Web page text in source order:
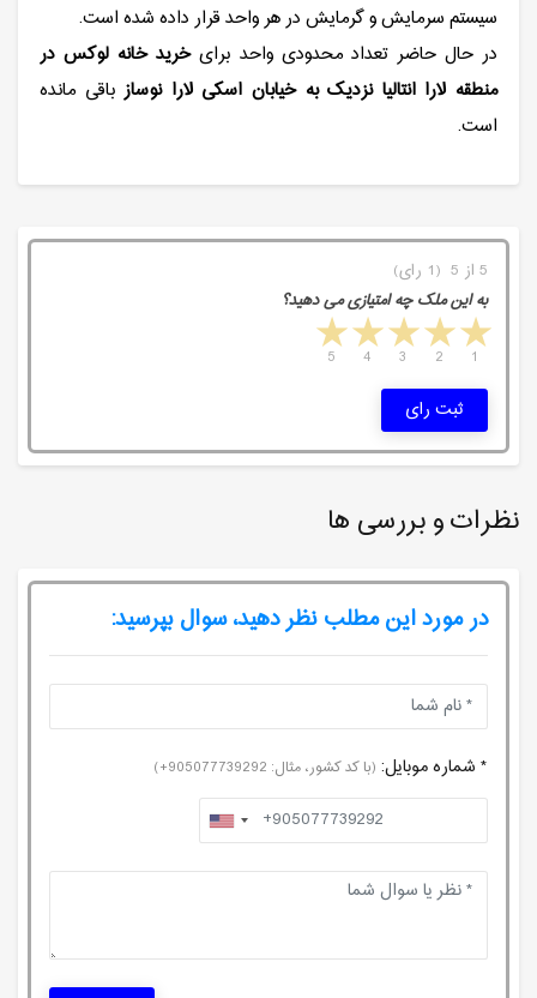
سیستم سرمایش و گرمایش در هر واحد قرار داده شده است.
در حال حاضر تعداد محدودی واحد برایخرید خانه لوکس در
منطقه لارا انتالیا نزدیک به خیابان اسکی لارا نوسازباقی مانده
است.
5 از 5 (1 رای)
به این ملک چه امتیازی می دهید؟
4 stars 3 stars 2 stars 1 star
5 4 3 2 1
ثبت رای
نظرات و بررسی ها
در مورد این مطلب نظر دهید، سوال بپرسید:
* شماره موبایل: (با کد کشور، مثال: 905077739292+)